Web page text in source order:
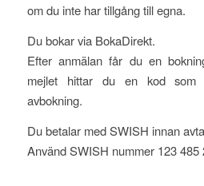
om du inte har tillgång till egna.
Du bokar via BokaDirekt.
Efter anmälan får du en
mejlet hittar du en kod som
avbokning.
Du betalar med SWISH innan
Använd SWISH nummer 123 485